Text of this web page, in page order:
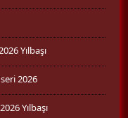
Yılbaşı
2026
Yılbaşı